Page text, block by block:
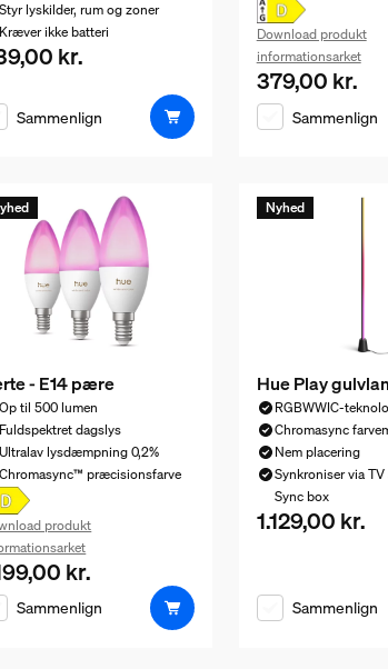
Styr lyskilder, rum og zoner
Kræver ikke batteri
pris er 339,00 kr.
kr.
Sammenlign
Download produkt
informationsarket
Nuværende pris
379,00 kr.
Sammenlign
- E14 pære
Op til 500 lumen
Fuldspektret dagslys
Ultralav lysdæmpning 0,2%
Chromasync™ præcisionsfarve
produkt
pris er 1.199,00 kr.
kr.
Sammenlign
Nyhed
Hue Play
RGBWWIC-
Chromasync
Nem placering
Synkroniser via TV
Sync box
Nuværende pris
1.129,00 kr.
Sammenlign